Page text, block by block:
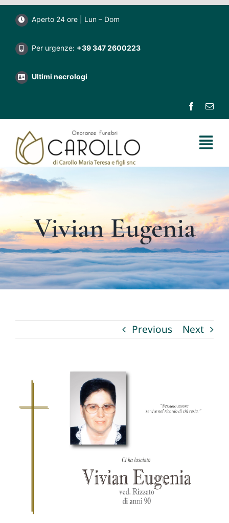
Salta
contenuto
Aperto 24 ore | Lun – Dom
Per urgenze: +39 347 2600223
Ultimi necrologi
Home
I nostri servizi
La Fioreria
Vivian Eugenia
Previous Next